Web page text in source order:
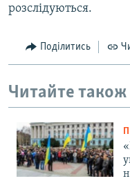
розслідуються.
Поділитись
Читайте також